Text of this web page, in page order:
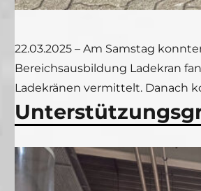
22.03.2025 – Am Samstag
Bereichsausbildung Ladekran
Ladekränen vermittelt. Danach